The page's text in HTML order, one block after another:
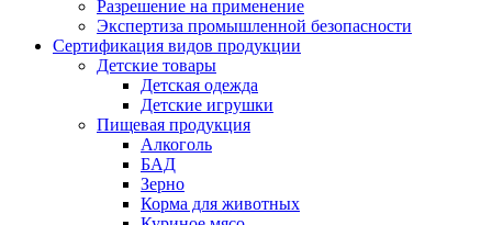
Разрешение на применение
Экспертиза промышленной безопасности
Сертификация видов продукции
Детские товары
Детская одежда
Детские игрушки
Пищевая продукция
Алкоголь
БАД
Зерно
Корма для животных